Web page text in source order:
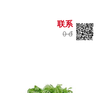
联系
0 đ